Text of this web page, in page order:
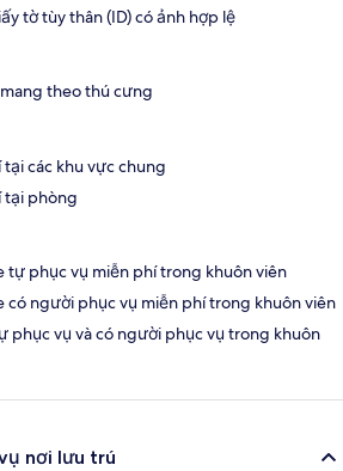
tờ tùy thân (ID) có ảnh hợp lệ
theo thú cưng
các khu vực chung
tại phòng
tự phục vụ miễn phí trong khuôn viên
có người phục vụ miễn phí trong khuôn viên
phục vụ và có người phục vụ trong khuôn
nơi lưu trú